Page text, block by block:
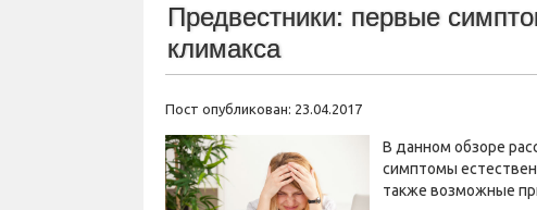
Предвестники: первые
климакса
Пост опубликован: 23.04.2017
В данном обзоре
симптомы
также возможные